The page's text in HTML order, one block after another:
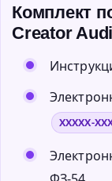
Комплект
Creator
XXXXX-